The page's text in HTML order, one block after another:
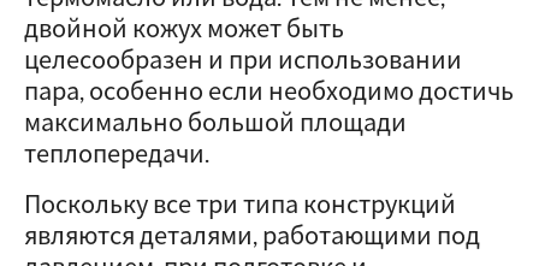
двойной кожух может быть
целесообразен и при использовании
пара, особенно если необходимо достичь
максимально большой площади
теплопередачи.
Поскольку все три типа конструкций
являются деталями, работающими под